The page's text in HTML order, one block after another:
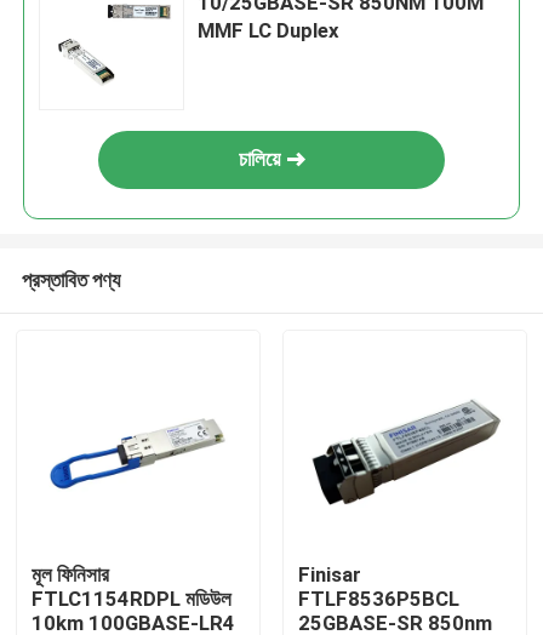
MMF LC Duplex
চালিয়ে
প্রস্তাবিত পণ্য
মূল ফিনিসার
FTLC1154RDPL মডিউল
10km 100GBASE-LR4
Finisar
FTLF8536P5BCL
25GBASE-SR 850nm